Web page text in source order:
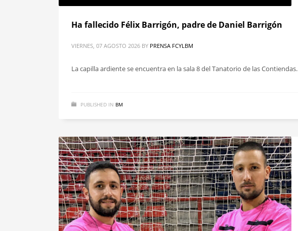
Ha fallecido Félix Barrigón, padre de Daniel Barrigón
VIERNES, 07 AGOSTO 2026 BY PRENSA FCYLBM
La capilla ardiente se encuentra en la sala 8 del Tanatorio de las Contiendas.
PUBLISHED IN BM